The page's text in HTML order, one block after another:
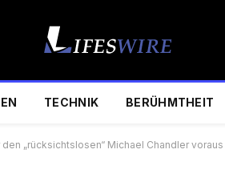
TECHNIK BERÜHMTHEIT
„rücksichtslosen“ Michael Chandler voraus